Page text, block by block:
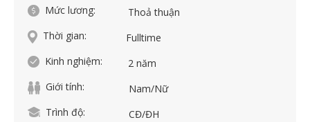
Mức lương:
Thoả thuận
Thời gian:
Fulltime
Kinh nghiệm:
2 năm
Giới tính:
Nam/Nữ
Trình độ:
CĐ/ĐH